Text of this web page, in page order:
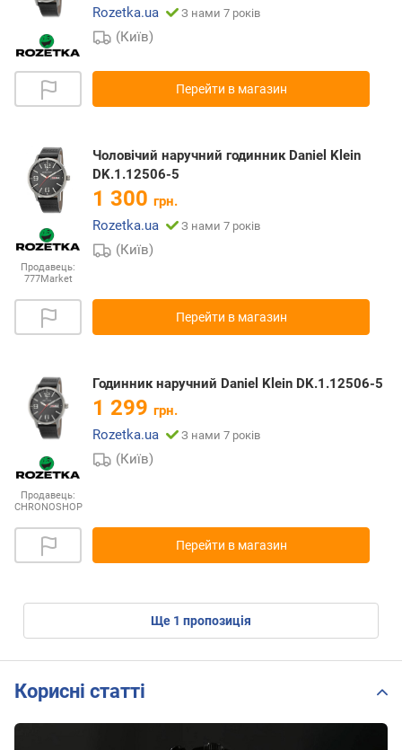
Rozetka.ua
З нами 7 років
(Київ)
Перейти в магазин
Продавець:
777Market
Чоловічий наручний годинник Daniel Klein
DK.1.12506-5
1 300 грн.
Rozetka.ua
З нами 7 років
(Київ)
Перейти в магазин
Продавець:
CHRONOSHOP
Годинник наручний Daniel Klein DK.1.12506-5
1 299 грн.
Rozetka.ua
З нами 7 років
(Київ)
Перейти в магазин
ще 1 пропозиція
Корисні статті